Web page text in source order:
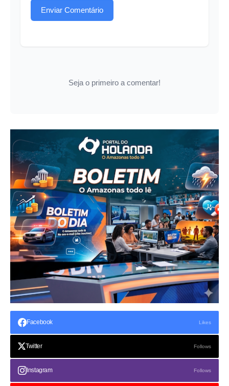
Enviar Comentário
Seja o primeiro a comentar!
Facebook Likes
Twitter Follows
Instagram Follows